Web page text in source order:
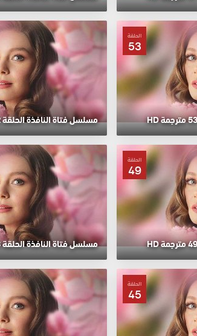
الحلقة
53
مسلسل فتاة النافذة الحلقة 52 مترجمة HD
الحلقة
49
مسلسل فتاة النافذة الحلقة 48 مترجمة HD
الحلقة
45